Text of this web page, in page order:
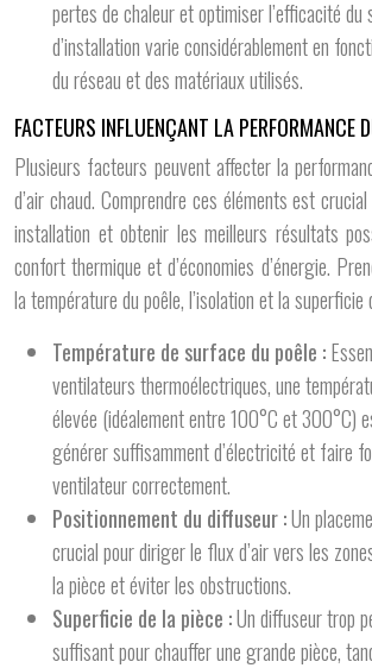
pertes de chaleur et optimiser l’efficacité du
d’installation varie considérablement en
du réseau et des matériaux utilisés.
FACTEURS INFLUENÇANT LA PERFORMANCE
Plusieurs facteurs peuvent affecter la
d’air chaud. Comprendre ces éléments est
installation et obtenir les meilleurs résultats
confort thermique et d’économies d’énergie.
la température du poêle, l’isolation et la superficie
Température de surface du poêle :
ventilateurs thermoélectriques, une
élevée (idéalement entre 100°C et 300°C)
générer suffisamment d’électricité et faire
ventilateur correctement.
Positionnement du diffuseur :Un
crucial pour diriger le flux d’air vers les
la pièce et éviter les obstructions.
Superficie de la pièce :Un diffuseur trop
suffisant pour chauffer une grande pièce,